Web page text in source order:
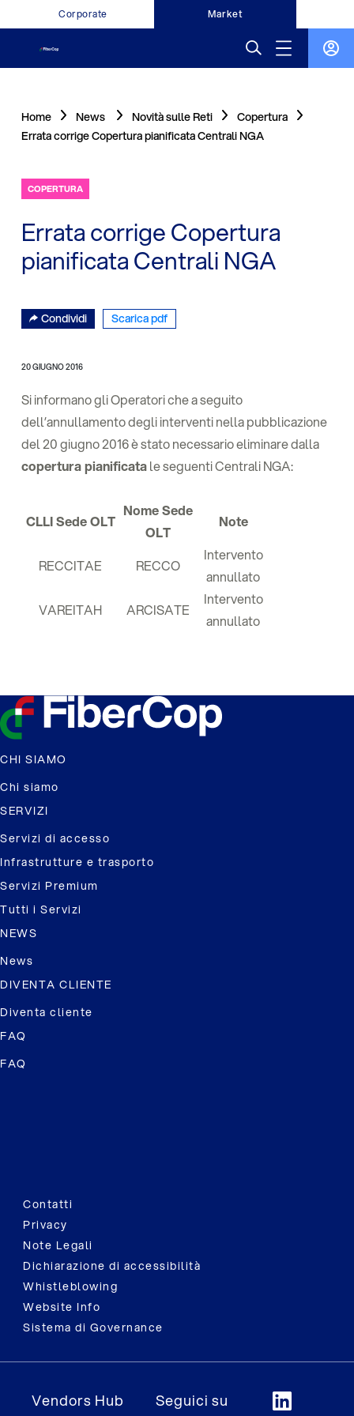
Corporate Market
Home News Novità sulle Reti
Copertura
Errata corrige Copertura pianificata Centrali NGA
COPERTURA
Errata corrige Copertura
pianificata Centrali NGA
Condividi Scarica pdf
20 GIUGNO 2016
Si informano gli Operatori che a seguito
dell’annullamento degli interventi nella pubblicazione
del 20 giugno 2016 è stato necessario eliminare dalla
copertura pianificatale seguenti Centrali NGA:
CLLI Sede OLT
Nome Sede
OLT
Note
RECCITAE RECCO
Intervento
annullato
VAREITAH
ARCISATE
Intervento
annullato
CHI SIAMO
Chi siamo
SERVIZI
Servizi di accesso
Infrastrutture e trasporto
Servizi Premium
Tutti i Servizi
NEWS
News
DIVENTA CLIENTE
Diventa cliente
FAQ
FAQ
Contatti
Privacy
Note Legali
Dichiarazione di accessibilità
Whistleblowing
Website Info
Sistema di Governance
Vendors Hub Seguici su